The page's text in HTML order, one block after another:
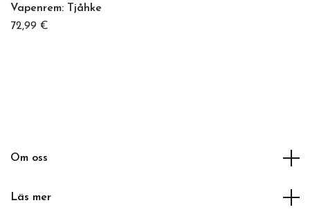
Vapenrem: Tjåhke
72,99 €
Om oss
Läs mer